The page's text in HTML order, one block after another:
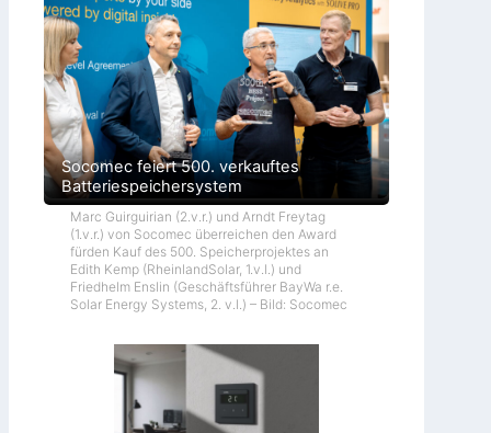
Socomec feiert 500. verkauftes
Batteriespeichersystem
Marc Guirguirian (2.v.r.) und Arndt Freytag
(1.v.r.) von Socomec überreichen den Award
fürden Kauf des 500. Speicherprojektes an
Edith Kemp (RheinlandSolar, 1.v.l.) und
Friedhelm Enslin (Geschäftsführer BayWa r.e.
Solar Energy Systems, 2. v.l.) – Bild: Socomec